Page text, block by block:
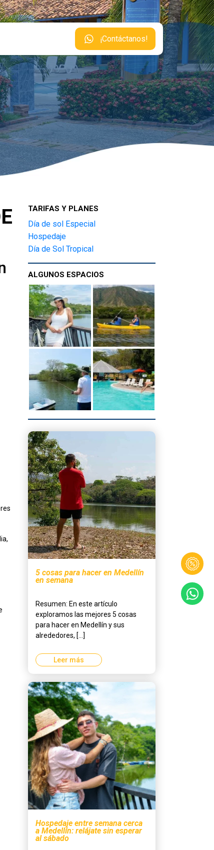
¡Contáctanos!
TARIFAS Y PLANES
Día de sol Especial
Hospedaje
Día de Sol Tropical
ALGUNOS ESPACIOS
5 cosas para hacer en Medellín
en semana
Resumen: En este artículo
exploramos las mejores 5 cosas
para hacer en Medellín y sus
alrededores, [...]
Leer más
Hospedaje entre semana cerca
a Medellín: relájate sin esperar
al sábado